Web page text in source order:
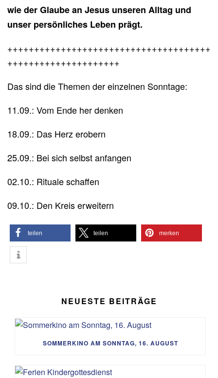
wie der Glaube an Jesus unseren Alltag und
unser persönliches Leben prägt.
++++++++++++++++++++++++++++++++++++++
+++++++++++++++++++++
Das sind die Themen der einzelnen Sonntage:
11.09.: Vom Ende her denken
18.09.: Das Herz erobern
25.09.: Bei sich selbst anfangen
02.10.: Rituale schaffen
09.10.: Den Kreis erweitern
teilen teilen merken
NEUESTE BEITRÄGE
SOMMERKINO AM SONNTAG, 16. AUGUST